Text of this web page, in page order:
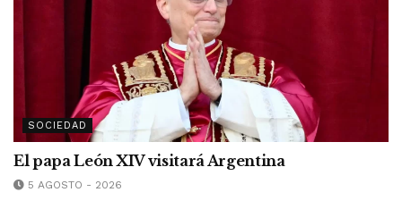
SOCIEDAD
El papa León XIV visitará Argentina
5 AGOSTO - 2026